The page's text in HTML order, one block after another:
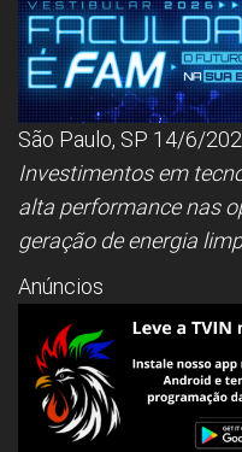
São Paulo, SP 14/6/
Investimentos em
alta performance nas
geração de energia
Anúncios